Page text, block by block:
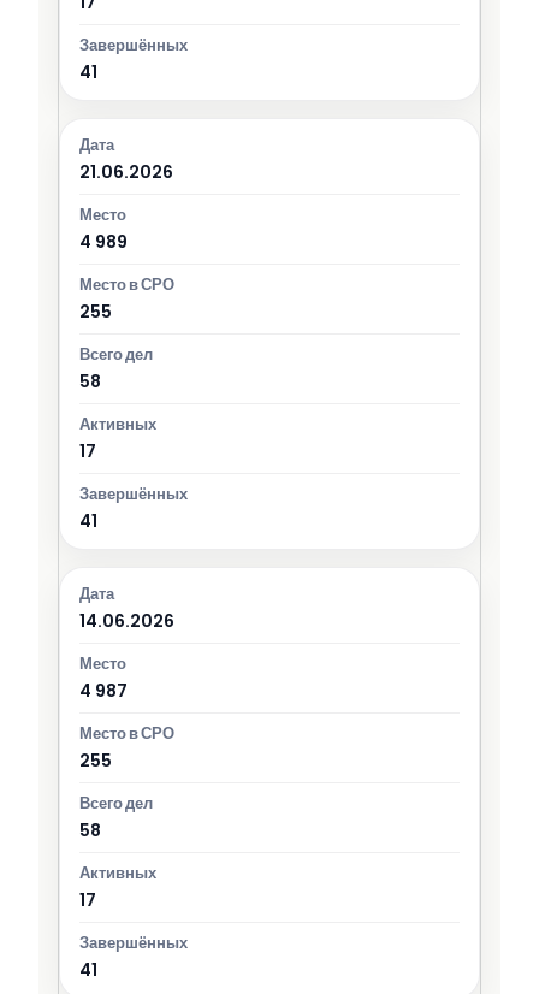
41
21.06.2026
4 989
255
58
17
41
14.06.2026
4 987
255
58
17
41